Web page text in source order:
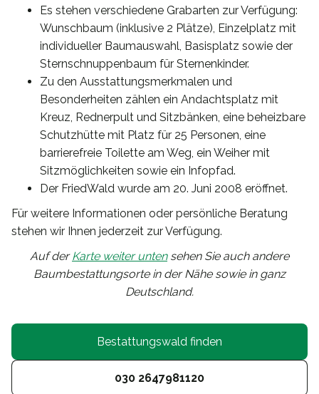
Es stehen verschiedene Grabarten zur Verfügung:
Wunschbaum (inklusive 2 Plätze), Einzelplatz mit
individueller Baumauswahl, Basisplatz sowie der
Sternschnuppenbaum für Sternenkinder.
Zu den Ausstattungsmerkmalen und
Besonderheiten zählen ein Andachtsplatz mit
Kreuz, Rednerpult und Sitzbänken, eine beheizbare
Schutzhütte mit Platz für 25 Personen, eine
barrierefreie Toilette am Weg, ein Weiher mit
Sitzmöglichkeiten sowie ein Infopfad.
Der FriedWald wurde am 20. Juni 2008 eröffnet.
Für weitere Informationen oder persönliche Beratung
stehen wir Ihnen jederzeit zur Verfügung.
Auf derKarte weiter untensehen Sie auch andere
Baumbestattungsorte in der Nähe sowie in ganz
Deutschland.
Bestattungswald finden
030 2647981120